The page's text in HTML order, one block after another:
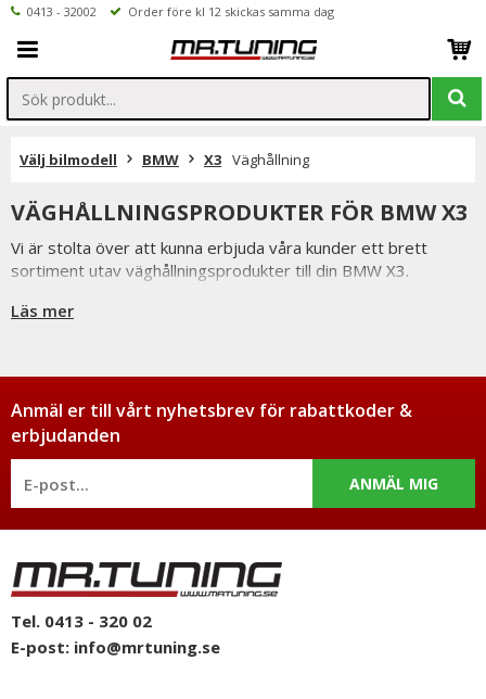
0413 - 32002 Order före kl 12 skickas samma dag
Välj bilmodell BMW X3 Väghållning
VÄGHÅLLNINGSPRODUKTER FÖR BMW X3
Vi är stolta över att kunna erbjuda våra kunder ett brett
sortiment utav väghållningsprodukter till din BMW X3.
Så som coilovers, sportchassi, sänkningssatser
m.fl
Läs mer
Anmäl er till vårt nyhetsbrev för rabattkoder &
erbjudanden
ANMÄL MIG
Tel. 0413 - 320 02
E-post: info@mrtuning.se